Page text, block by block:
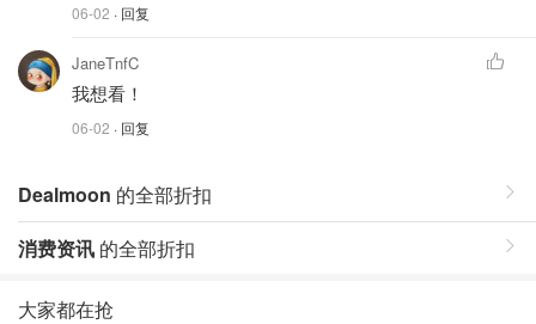
06-02 · 回复
JaneTnfC
我想看！
06-02 · 回复
Dealmoon 的全部折扣
消费资讯 的全部折扣
大家都在抢